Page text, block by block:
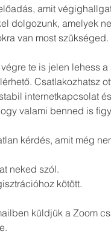
amit
dolgozunk, amelyek
van most szükséged.
te is jelen lehess
Csatlakozhatsz
internetkapcsolat
valami benned is
kérdés, amit még
neked szól.
kötött.
küldjük a Zoom